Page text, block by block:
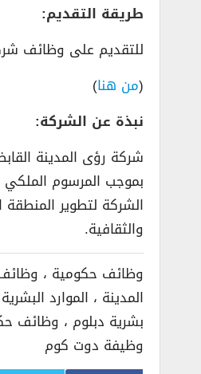
طريقة التقديم:
للتقديم على وظائف
(من هنا)
نبذة عن الشركة:
شركة رؤى المدينة
الشركة لتطوير
والثقافية.
وظائف حكومية ،
المدينة ، الموارد
بشرية دبلوم ، وظائف
وظيفة دوت كوم